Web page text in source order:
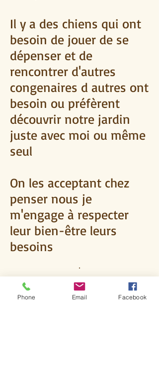
Il y a des chiens qui ont
besoin de jouer de se
dépenser et de
rencontrer d'autres
congenaires d autres ont
besoin ou préfèrent
découvrir notre jardin
juste avec moi ou même
seul
On les acceptant chez
penser nous je
m'engage à respecter
leur bien-être leurs
besoins
.
N'hésitez pas à venir nous voir
Phone Email Facebook